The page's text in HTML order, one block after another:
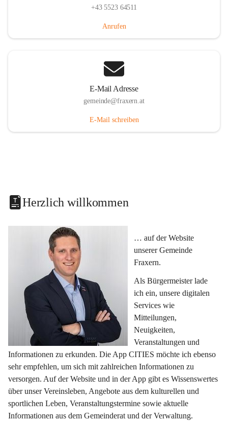
+43 5523 64511
Anrufen
E-Mail Adresse
gemeinde@fraxern.at
E-Mail schreiben
Herzlich willkommen
… auf der Website
unserer Gemeinde
Fraxern.
Als Bürgermeister lade
ich ein, unsere digitalen
Services wie
Mitteilungen,
Neuigkeiten,
Veranstaltungen und
Informationen zu erkunden. Die App CITIES möchte ich ebenso
sehr empfehlen, um sich mit zahlreichen Informationen zu
versorgen. Auf der Website und in der App gibt es Wissenswertes
über unser Vereinsleben, Angebote aus dem kulturellen und
sportlichen Leben, Veranstaltungstermine sowie aktuelle
Informationen aus dem Gemeinderat und der Verwaltung.